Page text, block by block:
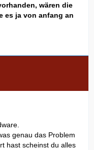
wären die
es ja von anfang an
genau das Problem
hast scheinst du alles